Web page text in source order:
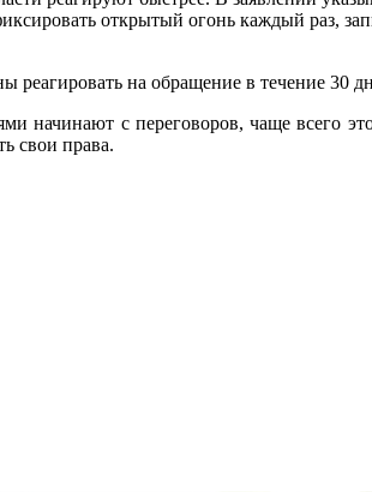
открытый огонь каждый раз,
на обращение в течение 30
начинают с переговоров, чаще всего
свои права.